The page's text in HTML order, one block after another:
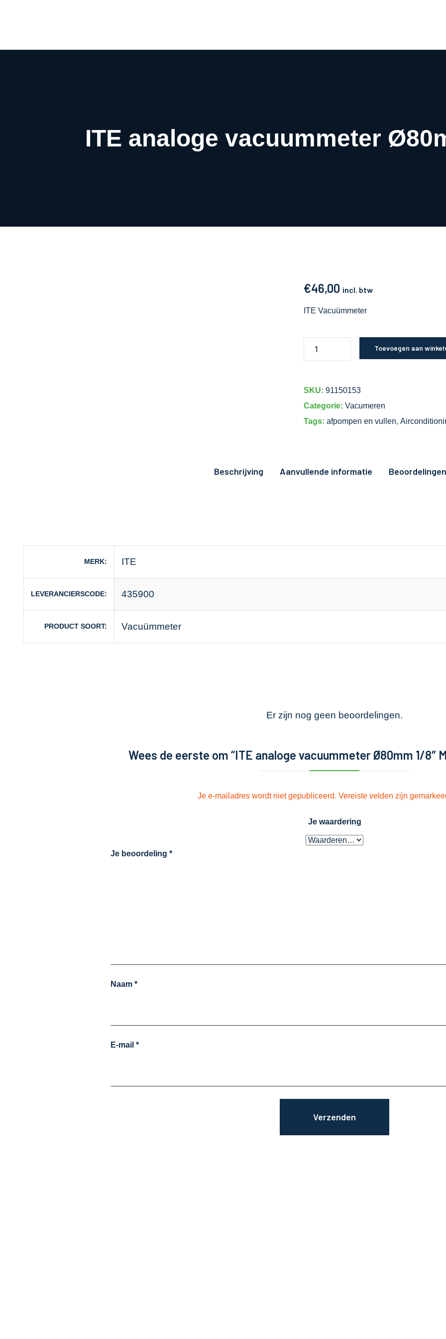
Airco informatiewijzer
ITE analoge vacuummeter
€46,00 incl. btw
ITE Vacuümmeter
Toevoegen aan
SKU: 91150153
Categorie: Vacumeren
Tags: afpompen en vullen,
Beschrijving Aanvullende informatie
MERK ITE
LEVERANCIERSCODE 435900
PRODUCT SOORT Vacuümmeter
Er zijn nog geen beoordelingen.
Wees de eerste om “ITE analoge vacuummeter Ø80mm 1/8″
Je e-mailadres wordt niet gepubliceerd. Vereiste velden zijn
Je waardering
Je beoordeling *
Naam *
E-mail *